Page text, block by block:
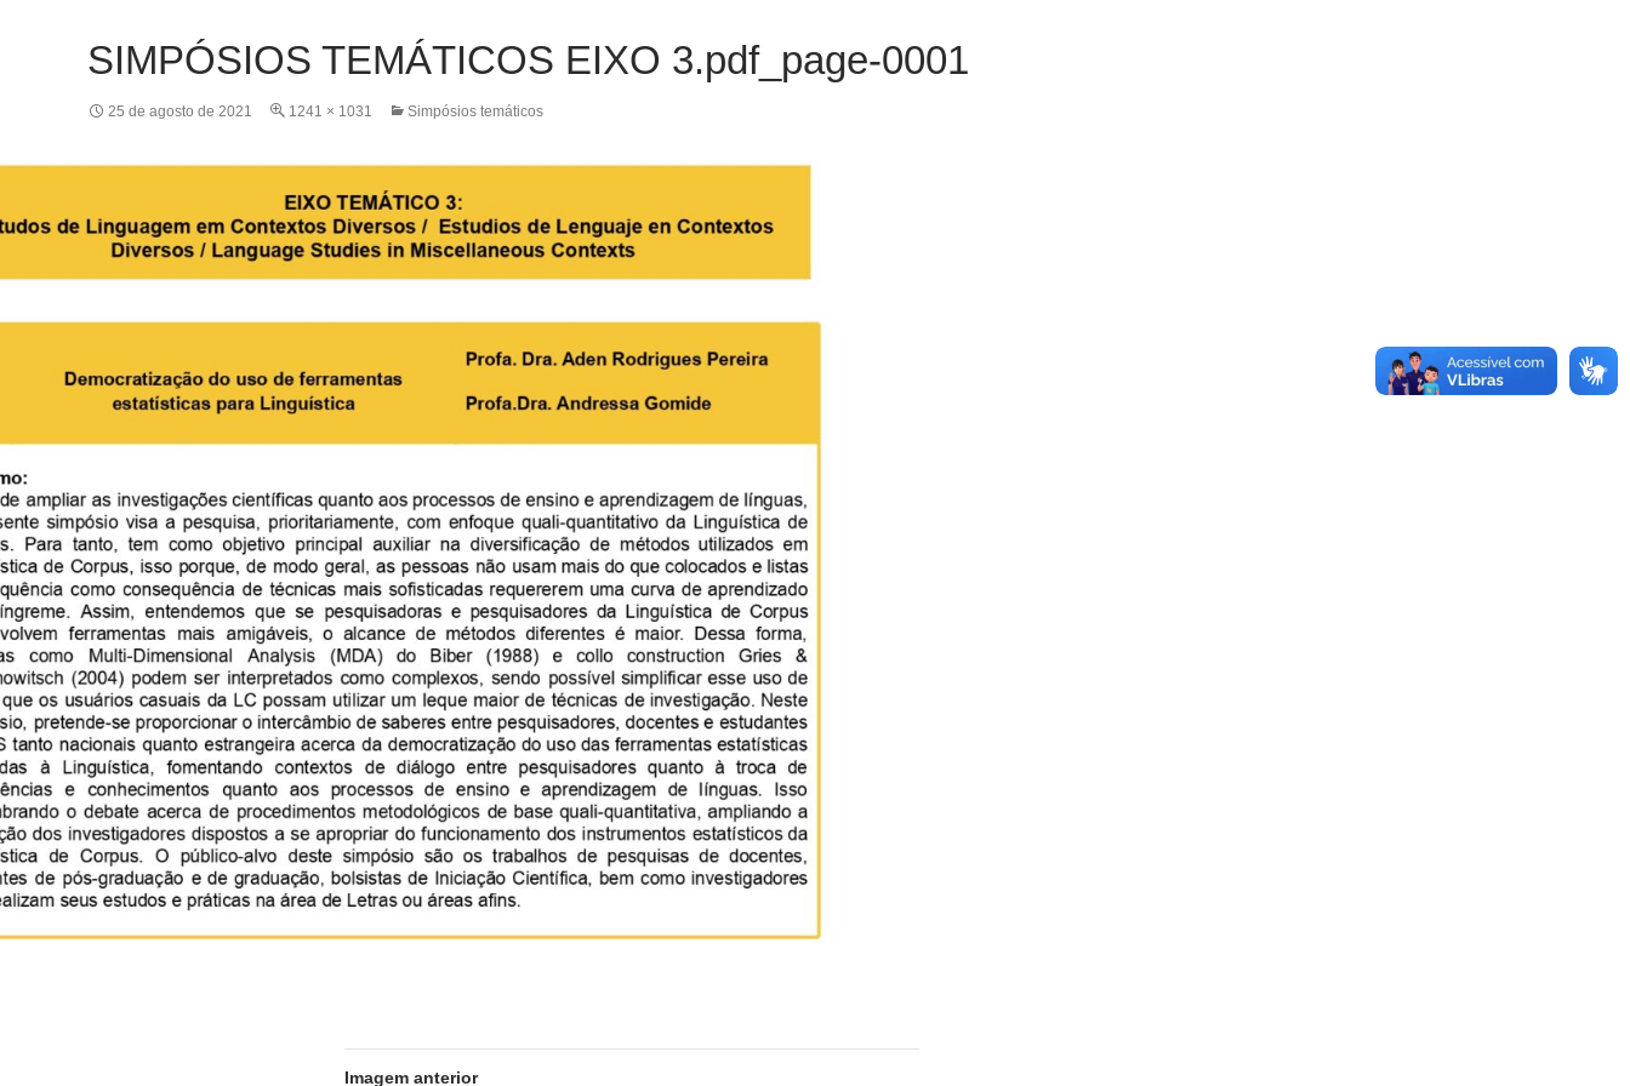
SIMPÓSIOS TEMÁTICOS EIXO 3.pdf_page-0001
25 de agosto de 2021 1241 × 1031 Simpósios temáticos
Imagem anterior